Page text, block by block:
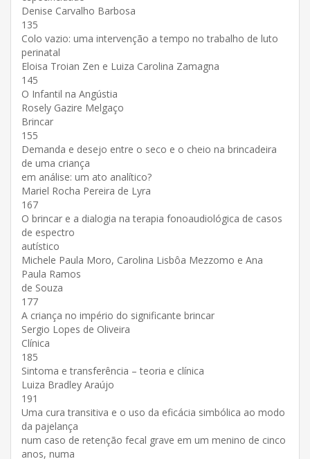
Denise Carvalho Barbosa
135
Colo vazio: uma intervenção a tempo no trabalho de luto
perinatal
Eloisa Troian Zen e Luiza Carolina Zamagna
145
O Infantil na Angústia
Rosely Gazire Melgaço
Brincar
155
Demanda e desejo entre o seco e o cheio na brincadeira
de uma criança
em análise: um ato analítico?
Mariel Rocha Pereira de Lyra
167
O brincar e a dialogia na terapia fonoaudiológica de casos
de espectro
autístico
Michele Paula Moro, Carolina Lisbôa Mezzomo e Ana
Paula Ramos
de Souza
177
A criança no império do significante brincar
Sergio Lopes de Oliveira
Clínica
185
Sintoma e transferência – teoria e clínica
Luiza Bradley Araújo
191
Uma cura transitiva e o uso da eficácia simbólica ao modo
da pajelança
num caso de retenção fecal grave em um menino de cinco
anos, numa